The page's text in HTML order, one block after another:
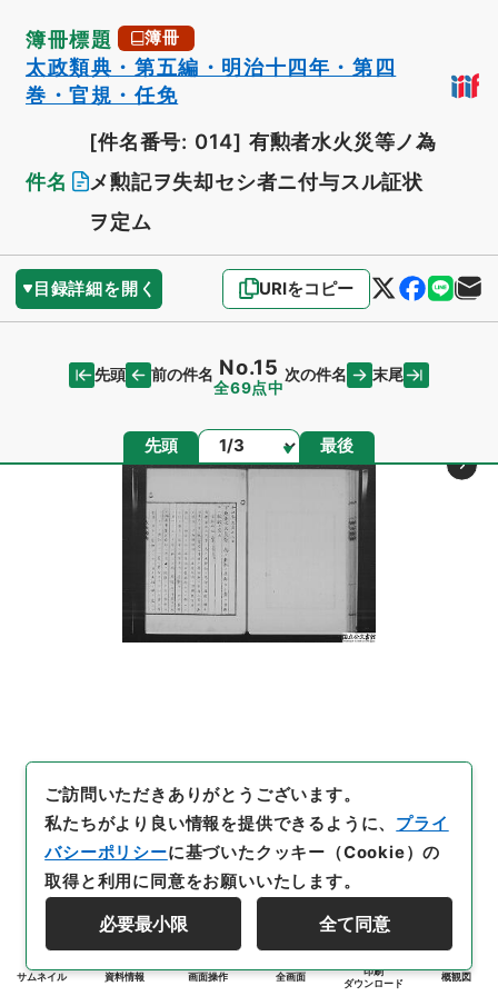
簿冊標題 簿冊
太政類典・第五編・明治十四年・第四
巻・官規・任免
件名
[件名番号: 014] 有勲者水火災等ノ為
メ勲記ヲ失却セシ者ニ付与スル証状
ヲ定ム
目録詳細を開く URIをコピー
先頭 前の件名 No.15
全69点中
次の件名 末尾
先頭 ページ 最後
サムネイル 資料情報 画面操作 全画面
印刷
ダウンロード
概観図
ご訪問いただきありがとうございます。
私たちがより良い情報を提供できるように、 プライ
バシーポリシーに基づいたクッキー（Cookie）の
取得と利用に同意をお願いいたします。
必要最小限 全て同意